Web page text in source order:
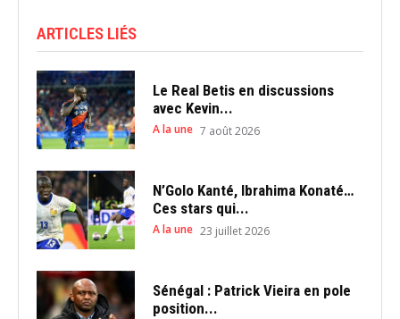
ARTICLES LIÉS
Le Real Betis en discussions
avec Kevin...
A la une 7 août 2026
N’Golo Kanté, Ibrahima Konaté…
Ces stars qui...
A la une 23 juillet 2026
Sénégal : Patrick Vieira en pole
position...